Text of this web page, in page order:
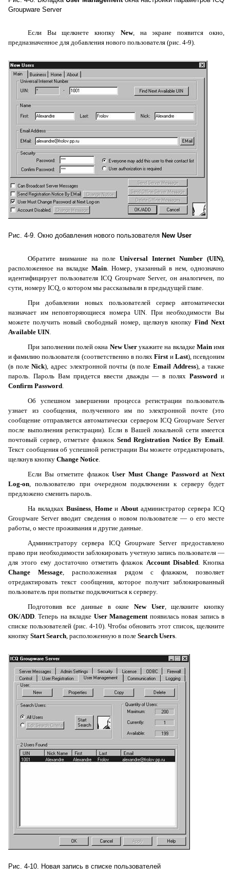
Groupware Server
Если Вы щелкнете кнопку New, на экране появится окно,
предназначенное для добавления нового пользователя (рис. 4-9).
Рис. 4-9. Окно добавления нового пользователя New User
Обратите внимание на поле Universal Internet Number (UIN),
расположенное на вкладке Main. Номер, указанный в нем, однозначно
идентифицирует пользователяICQ Groupware Server, он аналогичен, по
сути, номеру ICQ, о котором мы рассказывали в предыдущей главе.
При добавлении новых пользователей сервер автоматически
назначает им неповторяющиеся номераUIN. При необходимости Вы
можете получить новый свободный номер, щелкнув кнопку Find Next
Available UIN.
При заполнении полей окна New Userукажите на вкладке Main имя
и фамилию пользователя (соответственно в поляхFirst и Last), псевдоним
(в полеNick), адрес электронной почты (в полеEmail Address), а также
пароль. Пароль Вам придется ввести дважды — в поляхPassword и
Confirm Password.
Об успешном завершении процесса регистрации пользователь
узнает из сообщения, полученного им по электронной почте (это
сообщение отправляется автоматически сервером ICQ Groupware Server
после выполнения регистрации). Если в Вашей локальной сети имеется
почтовый сервер, отметьте флажок Send Registration Notice By Email.
Текст сообщения об успешной регистрации Вы можете отредактировать,
щелкнув кнопку Change Notice.
Если Вы отметите флажок User Must Change Password at Next
Log-on, пользователю при очередном подключении к серверу будет
предложено сменить пароль.
На вкладках Business, Home иAbout администратор сервераICQ
Groupware Server вводит сведения о новом пользователе — о его месте
работы, о месте проживания и другие данные.
Администратору сервераICQ Groupware Server предоставлено
право при необходимости заблокировать учетную запись пользователя —
для этого ему достаточно отметить флажок Account Disabled. Кнопка
Change
Message, расположенная рядом с флажком, позволяет
отредактировать текст сообщения, которое получит заблокированный
пользователь при попытке подключиться к серверу.
Подготовив все данные в окнеNew User, щелкните кнопку
OK/ADD. Теперь на вкладке User Management появилась новая запись в
списке пользователей (рис. 4-10). Чтобы обновить этот список, щелкните
кнопку Start Search, расположенную в поле Search Users.
Рис. 4-10. Новая запись в списке пользователей